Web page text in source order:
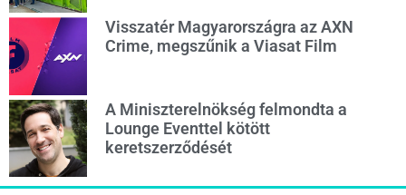
Visszatér Magyarországra az AXN
Crime, megszűnik a Viasat Film
A Miniszterelnökség felmondta a
Lounge Eventtel kötött
keretszerződését